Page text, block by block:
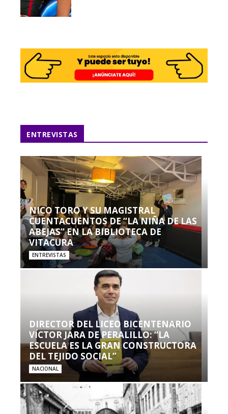
ENTREVISTAS
NICO TORO Y SU MAGISTRAL
CUENTACUENTOS DE “LA NIÑA DE LAS
ABEJAS” EN LA BIBLIOTECA DE
VITACURA
ENTREVISTAS
DIRECTOR DEL LICEO BICENTENARIO
VÍCTOR JARA DE PERALILLO: “LA
ESCUELA ES LA GRAN CONSTRUCTORA
DEL TEJIDO SOCIAL”
NACIONAL